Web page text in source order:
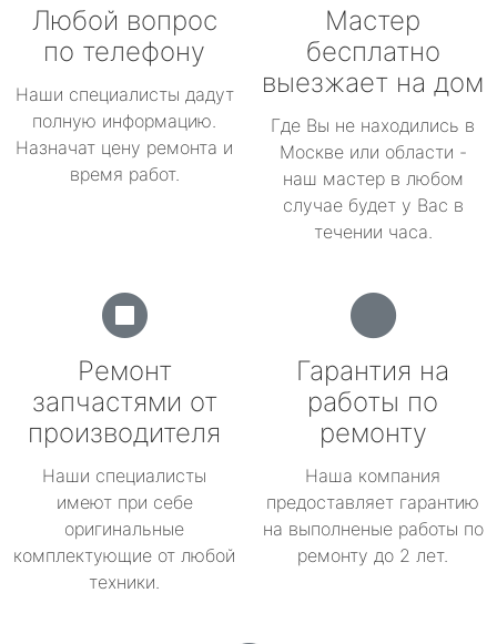
Любой вопрос
по телефону
Наши специалисты дадут
полную информацию.
Назначат цену ремонта и
время работ.
Мастер
бесплатно
выезжает на дом
Где Вы не находились в
Москве или области -
наш мастер в любом
случае будет у Вас в
течении часа.
Ремонт
запчастями от
производителя
Наши специалисты
имеют при себе
оригинальные
комплектующие от любой
техники.
Гарантия на
работы по
ремонту
Наша компания
предоставляет гарантию
на выполненые работы по
ремонту до 2 лет.